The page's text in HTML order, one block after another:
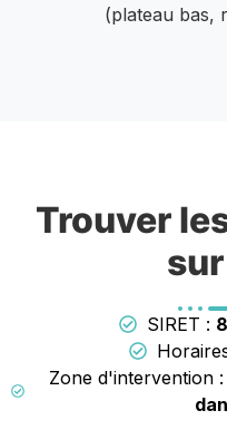
(plateau bas,
Trouver
sur
SIRET :
Zone d'intervention :